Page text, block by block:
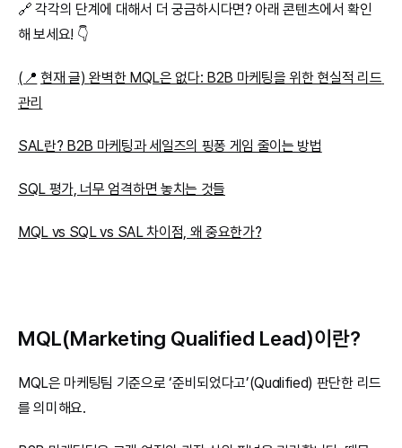
🔗 각각의 단계에 대해서 더 궁금하시다면? 아래 콘텐츠에서 확인
해 보세요! 👇
(📍 현재 글) 완벽한 MQL은 없다: B2B 마케팅을 위한 현실적 리드
관리
SAL란? B2B 마케팅과 세일즈의 핑퐁 게임 줄이는 방법
SQL 평가, 너무 엄격하면 놓치는 것들
MQL vs SQL vs SAL 차이점, 왜 중요한가?
MQL(Marketing Qualified Lead)이란?
MQL은 마케팅팀 기준으로 ‘준비되었다고’(Qualified) 판단한 리드
를 의미해요.